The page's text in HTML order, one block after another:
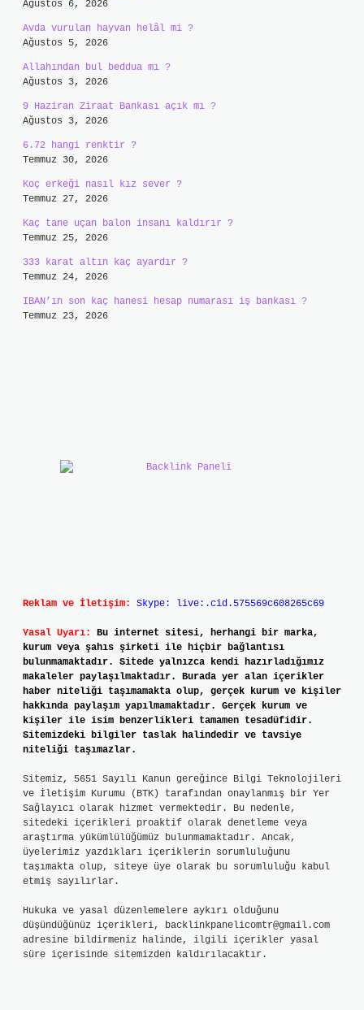
Ağustos 6, 2026
Avda vurulan hayvan helâl mi ?
Ağustos 5, 2026
Allahından bul beddua mı ?
Ağustos 3, 2026
9 Haziran Ziraat Bankası açık mı ?
Ağustos 3, 2026
6.72 hangi renktir ?
Temmuz 30, 2026
Koç erkeği nasıl kız sever ?
Temmuz 27, 2026
Kaç tane uçan balon insanı kaldırır ?
Temmuz 25, 2026
333 karat altın kaç ayardır ?
Temmuz 24, 2026
IBAN’ın son kaç hanesi hesap numarası iş bankası ?
Temmuz 23, 2026
Reklam ve İletişim: Skype: live:.cid.575569c608265c69
Yasal Uyarı:
Bu internet sitesi, herhangi bir marka,
kurum veya şahıs şirketi ile hiçbir bağlantısı
bulunmamaktadır. Sitede yalnızca kendi hazırladığımız
makaleler paylaşılmaktadır. Burada yer alan içerikler
haber niteliği taşımamakta olup, gerçek kurum ve kişiler
hakkında paylaşım yapılmamaktadır. Gerçek kurum ve
kişiler ile isim benzerlikleri tamamen tesadüfidir.
Sitemizdeki bilgiler taslak halindedir ve tavsiye
niteliği taşımazlar.
Sitemiz, 5651 Sayılı Kanun gereğince Bilgi Teknolojileri
ve İletişim Kurumu (BTK) tarafından onaylanmış bir Yer
Sağlayıcı olarak hizmet vermektedir. Bu nedenle,
sitedeki içerikleri proaktif olarak denetleme veya
araştırma yükümlülüğümüz bulunmamaktadır. Ancak,
üyelerimiz yazdıkları içeriklerin sorumluluğunu
taşımakta olup, siteye üye olarak bu sorumluluğu kabul
etmiş sayılırlar.
Hukuka ve yasal düzenlemelere aykırı olduğunu
düşündüğünüz içerikleri, backlinkpanelicomtr@gmail.com
adresine bildirmeniz halinde, ilgili içerikler yasal
süre içerisinde sitemizden kaldırılacaktır.